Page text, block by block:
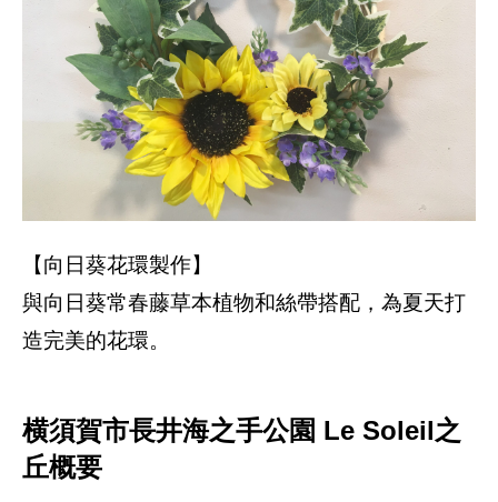
【向日葵花環製作】
與向日葵常春藤草本植物和絲帶搭配，為夏天打
造完美的花環。
横須賀市長井海之手公園 Le Soleil之
丘概要